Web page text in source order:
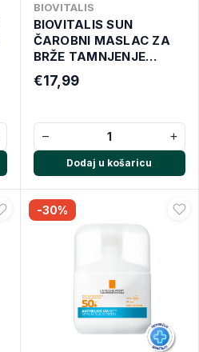
BIOVITALIS
BIOVITALIS SUN
ČAROBNI MASLAC ZA
BRŽE TAMNJENJE
SPF15 150ML
€17,99
− +
Dodaj u košaricu
-30%